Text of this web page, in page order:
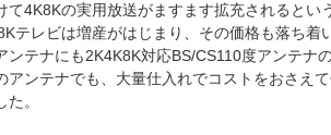
て4K8Kの実用放送がますます拡充されるとい
テレビは増産がはじまり、その価格も落ち着
ンテナにも2K4K8K対応BS/CS110度アンテナ
アンテナでも、大量仕入れでコストをおさえ
た。